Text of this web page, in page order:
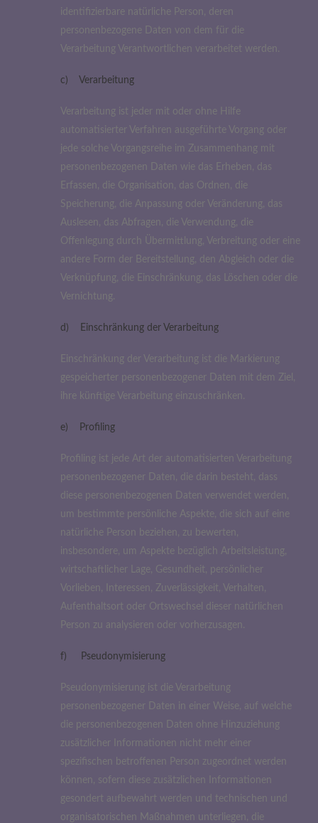
identifizierbare natürliche Person, deren
personenbezogene Daten von dem für die
Verarbeitung Verantwortlichen verarbeitet werden.
c) Verarbeitung
Verarbeitung ist jeder mit oder ohne Hilfe
automatisierter Verfahren ausgeführte Vorgang oder
jede solche Vorgangsreihe im Zusammenhang mit
personenbezogenen Daten wie das Erheben, das
Erfassen, die Organisation, das Ordnen, die
Speicherung, die Anpassung oder Veränderung, das
Auslesen, das Abfragen, die Verwendung, die
Offenlegung durch Übermittlung, Verbreitung oder eine
andere Form der Bereitstellung, den Abgleich oder die
Verknüpfung, die Einschränkung, das Löschen oder die
Vernichtung.
d) Einschränkung der Verarbeitung
Einschränkung der Verarbeitung ist die Markierung
gespeicherter personenbezogener Daten mit dem Ziel,
ihre künftige Verarbeitung einzuschränken.
e) Profiling
Profiling ist jede Art der automatisierten Verarbeitung
personenbezogener Daten, die darin besteht, dass
diese personenbezogenen Daten verwendet werden,
um bestimmte persönliche Aspekte, die sich auf eine
natürliche Person beziehen, zu bewerten,
insbesondere, um Aspekte bezüglich Arbeitsleistung,
wirtschaftlicher Lage, Gesundheit, persönlicher
Vorlieben, Interessen, Zuverlässigkeit, Verhalten,
Aufenthaltsort oder Ortswechsel dieser natürlichen
Person zu analysieren oder vorherzusagen.
f) Pseudonymisierung
Pseudonymisierung ist die Verarbeitung
personenbezogener Daten in einer Weise, auf welche
die personenbezogenen Daten ohne Hinzuziehung
zusätzlicher Informationen nicht mehr einer
spezifischen betroffenen Person zugeordnet werden
können, sofern diese zusätzlichen Informationen
gesondert aufbewahrt werden und technischen und
organisatorischen Maßnahmen unterliegen, die